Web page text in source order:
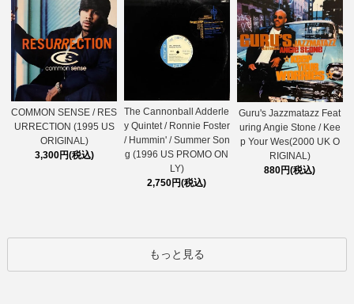
COMMON SENSE / RES
URRECTION (1995 US
ORIGINAL)
3,300円(税込)
The Cannonball Adderle
y Quintet / Ronnie Foster
/ Hummin' / Summer Son
g (1996 US PROMO ON
LY)
2,750円(税込)
Guru's Jazzmatazz Feat
uring Angie Stone / Kee
p Your Wes(2000 UK O
RIGINAL)
880円(税込)
もっと見る